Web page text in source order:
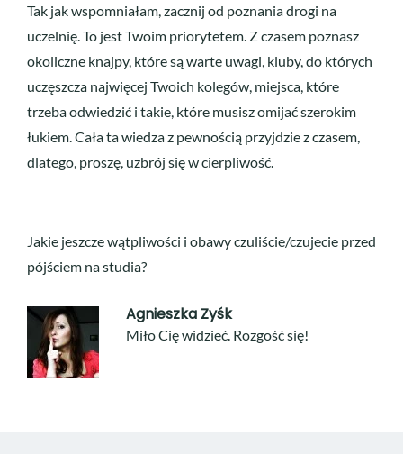
Tak jak wspomniałam, zacznij od poznania drogi na
uczelnię. To jest Twoim priorytetem. Z czasem poznasz
okoliczne knajpy, które są warte uwagi, kluby, do których
uczęszcza najwięcej Twoich kolegów, miejsca, które
trzeba odwiedzić i takie, które musisz omijać szerokim
łukiem. Cała ta wiedza z pewnością przyjdzie z czasem,
dlatego, proszę, uzbrój się w cierpliwość.
Jakie jeszcze wątpliwości i obawy czuliście/czujecie przed
pójściem na studia?
Agnieszka Zyśk
Miło Cię widzieć. Rozgość się!